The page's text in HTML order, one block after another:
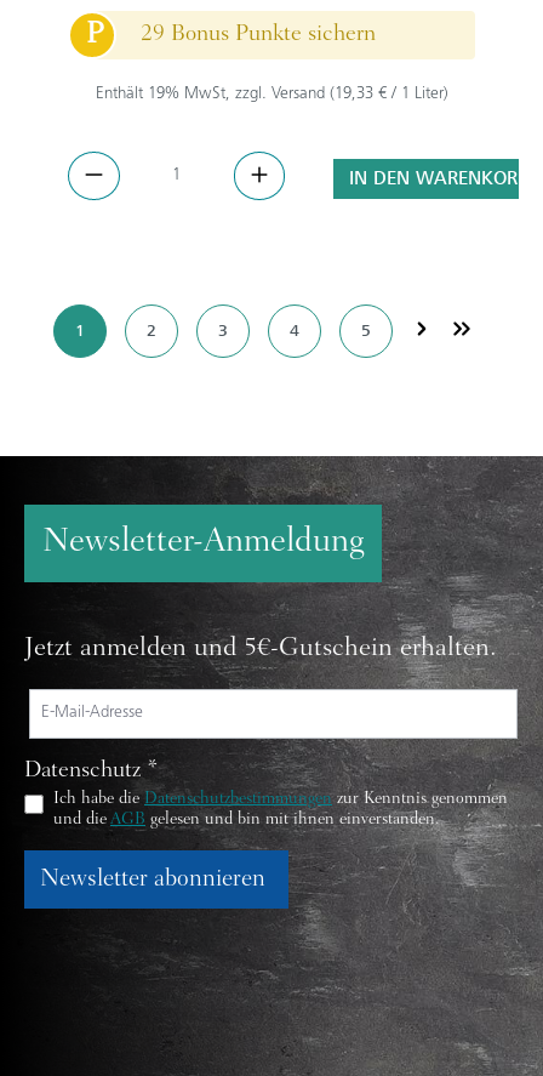
P
29 Bonus Punkte sichern
Enthält 19% MwSt, zzgl. Versand (19,33 € / 1 Liter)
IN DEN WARENKORB
1 2 3 4 5
Newsletter-Anmeldung
Jetzt anmelden und 5€-Gutschein erhalten.
Datenschutz *
Ich habe die Datenschutzbestimmungenzur Kenntnis genommen
und die AGB gelesen und bin mit ihnen einverstanden.
Newsletter abonnieren